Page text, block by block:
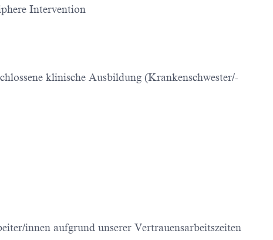
Intervention
klinische Ausbildung (Krankenschwester/-
innen aufgrund unserer Vertrauensarbeitszeiten